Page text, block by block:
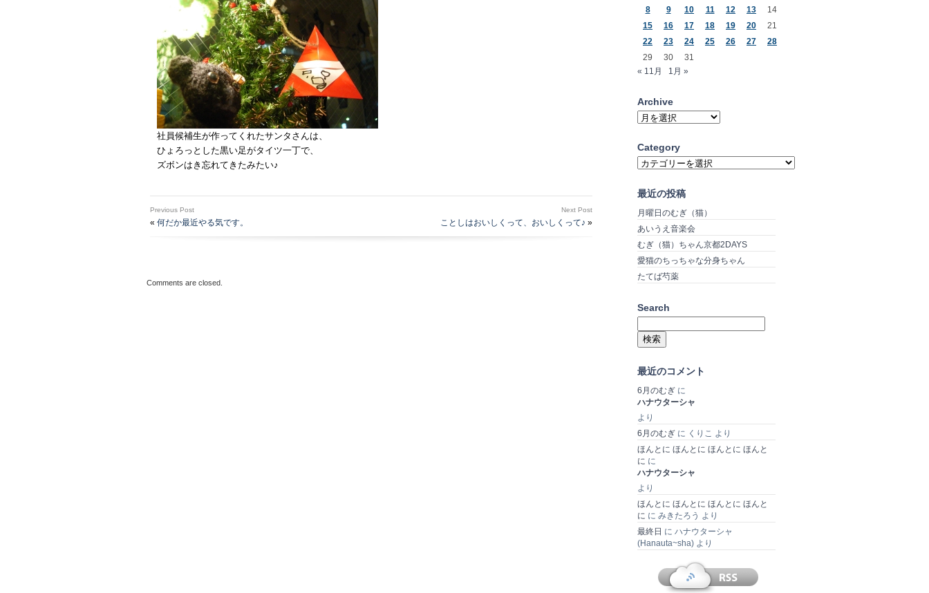
社員候補生が作ってくれたサンタさんは、
ひょろっとした黒い足がタイツ一丁で、
ズボンはき忘れてきたみたい♪
Previous Post
« 何だか最近やる気です。
Next Post
ことしはおいしくって、おいしくって♪ »
Comments are closed.
8
9 10 11 12 13
14
15
16 17 18 19 20
21
22
23 24 25 26 27
28
29
30
31
« 11月
1月 »
Archive
Archive
Category
Category
最近の投稿
月曜日のむぎ（猫）
あいうえ音楽会
むぎ（猫）ちゃん京都2DAYS
愛猫のちっちゃな分身ちゃん
たてば芍薬
Search
索:
最近のコメント
6月のむぎ に
ハナウターシャ
より
6月のむぎ に くりこ より
ほんとに ほんとに ほんとに ほんと
に に
ハナウターシャ
より
ほんとに ほんとに ほんとに ほんと
に に みきたろう より
最終日 に ハナウターシャ
(Hanauta~sha) より